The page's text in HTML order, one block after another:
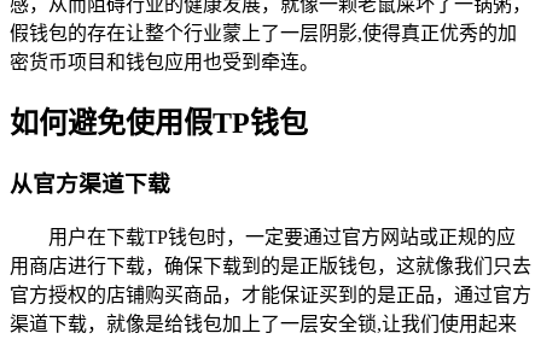
感，从而阻碍行业的健康发展，就像一颗老鼠屎坏了一锅粥，
假钱包的存在让整个行业蒙上了一层阴影,使得真正优秀的加
密货币项目和钱包应用也受到牵连。
如何避免使用假TP钱包
从官方渠道下载
用户在下载TP钱包时，一定要通过官方网站或正规的应
用商店进行下载，确保下载到的是正版钱包，这就像我们只去
官方授权的店铺购买商品，才能保证买到的是正品，通过官方
渠道下载，就像是给钱包加上了一层安全锁,让我们使用起来